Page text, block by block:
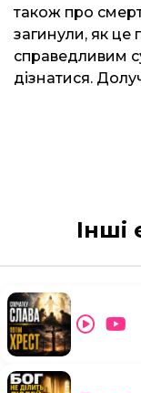
також про
загинули, як це
справедливим
дізнатися.
Інші